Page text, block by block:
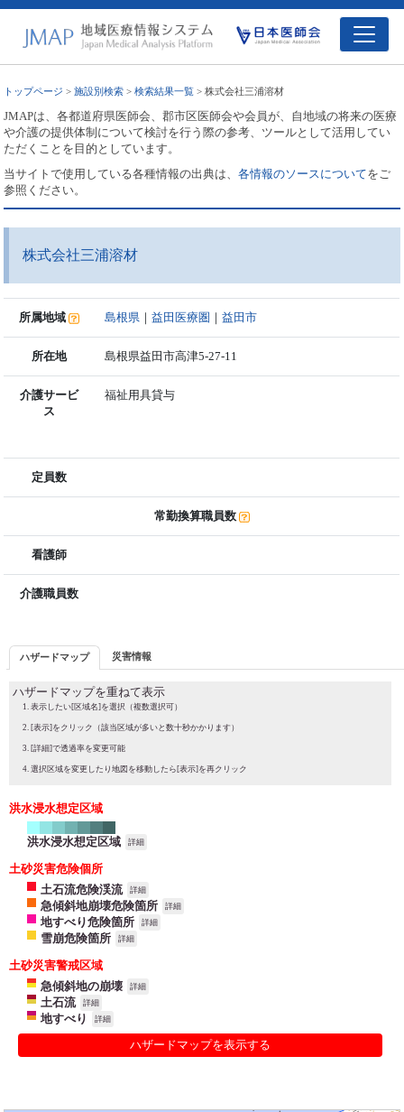
トップページ >施設別検索 >検索結果一覧 > 株式会社三浦溶材
JMAPは、各都道府県医師会、郡市区医師会や会員が、自地域の将来の医療
や介護の提供体制について検討を行う際の参考、ツールとして活用してい
ただくことを目的としています。
当サイトで使用している各種情報の出典は、各情報のソースについてをご
参照ください。
株式会社三浦溶材
所属地域 島根県 ｜益田医療圏 ｜益田市
所在地 島根県益田市高津5-27-11
介護サービ
ス
福祉用具貸与
定員数
常勤換算職員数
看護師
介護職員数
ハザードマップ 災害情報
ハザードマップを重ねて表示
表示したい[区域名]を選択（複数選択可）
[表示]をクリック（該当区域が多いと数十秒かかります）
[詳細]で透過率を変更可能
選択区域を変更したり地図を移動したら[表示]を再クリック
洪水浸水想定区域
洪水浸水想定区域 詳細
土砂災害危険個所
土石流危険渓流
詳細
急傾斜地崩壊危険箇所 詳細
地すべり危険箇所 詳細
雪崩危険箇所 詳細
土砂災害警戒区域
急傾斜地の崩壊
詳細
土石流 詳細
地すべり 詳細
ハザードマップを表示する